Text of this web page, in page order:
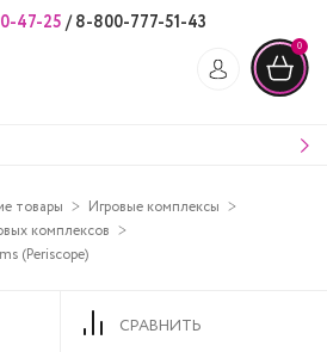
47-25 /8-800-777-51-43
0
товары
Игровые комплексы
комплексов
(Periscope)
СРАВНИТЬ